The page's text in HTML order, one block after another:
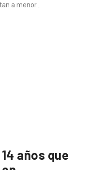
a menor…
años que